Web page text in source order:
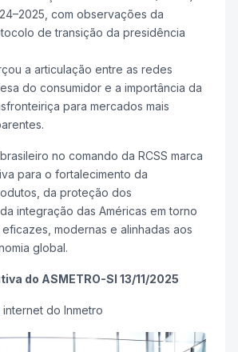
com observações da
de transição da presidência
a articulação entre as redes
do consumidor e a importância da
para mercados mais
no comando da RCSS marca
para o fortalecimento da
da proteção dos
integração das Américas em torno
modernas e alinhadas aos
global.
do ASMETRO-SI 13/11/2025
internet do Inmetro